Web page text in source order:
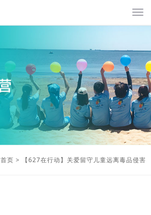
首页 > 【627在行动】关爱留守儿童远离毒品侵害